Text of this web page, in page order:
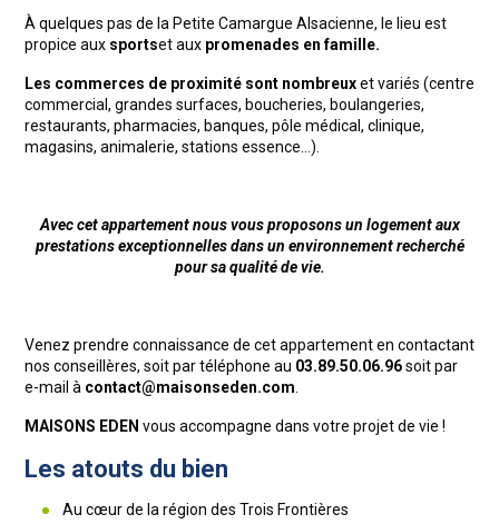
À quelques pas de la Petite Camargue Alsacienne, le lieu est
propice aux sportset aux promenades en famille.
Les commerces de proximité sont nombreuxet variés (centre
commercial, grandes surfaces, boucheries, boulangeries,
restaurants, pharmacies, banques, pôle médical, clinique,
magasins, animalerie, stations essence…).
Avec cet appartement nous vous proposons un logement aux
prestations exceptionnelles dans un environnement recherché
pour sa qualité de vie.
Venez prendre connaissance de cet appartement en contactant
nos conseillères, soit par téléphone au 03.89.50.06.96soit par
e-mail à contact@maisonseden.com
MAISONS EDEN vous accompagne dans votre projet de vie !
Les atouts du bien
Au cœur de la région des Trois Frontières